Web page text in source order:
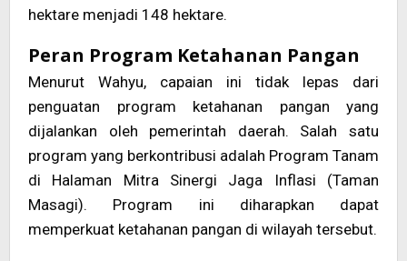
hektare menjadi 148 hektare.
Peran Program Ketahanan Pangan
Menurut Wahyu, capaian ini tidak lepas dari
penguatan program ketahanan pangan yang
dijalankan oleh pemerintah daerah. Salah satu
program yang berkontribusi adalah Program Tanam
di Halaman Mitra Sinergi Jaga Inflasi (Taman
Masagi). Program ini diharapkan dapat
memperkuat ketahanan pangan di wilayah tersebut.